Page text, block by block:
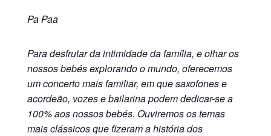
Pa Paa
Para desfrutar da intimidade da família, e olhar os
nossos bebés explorando o mundo, oferecemos
um concerto mais familiar, em que saxofones e
acordeão, vozes e bailarina podem dedicar-se a
100% aos nossos bebés. Ouviremos os temas
mais clássicos que fizeram a história dos